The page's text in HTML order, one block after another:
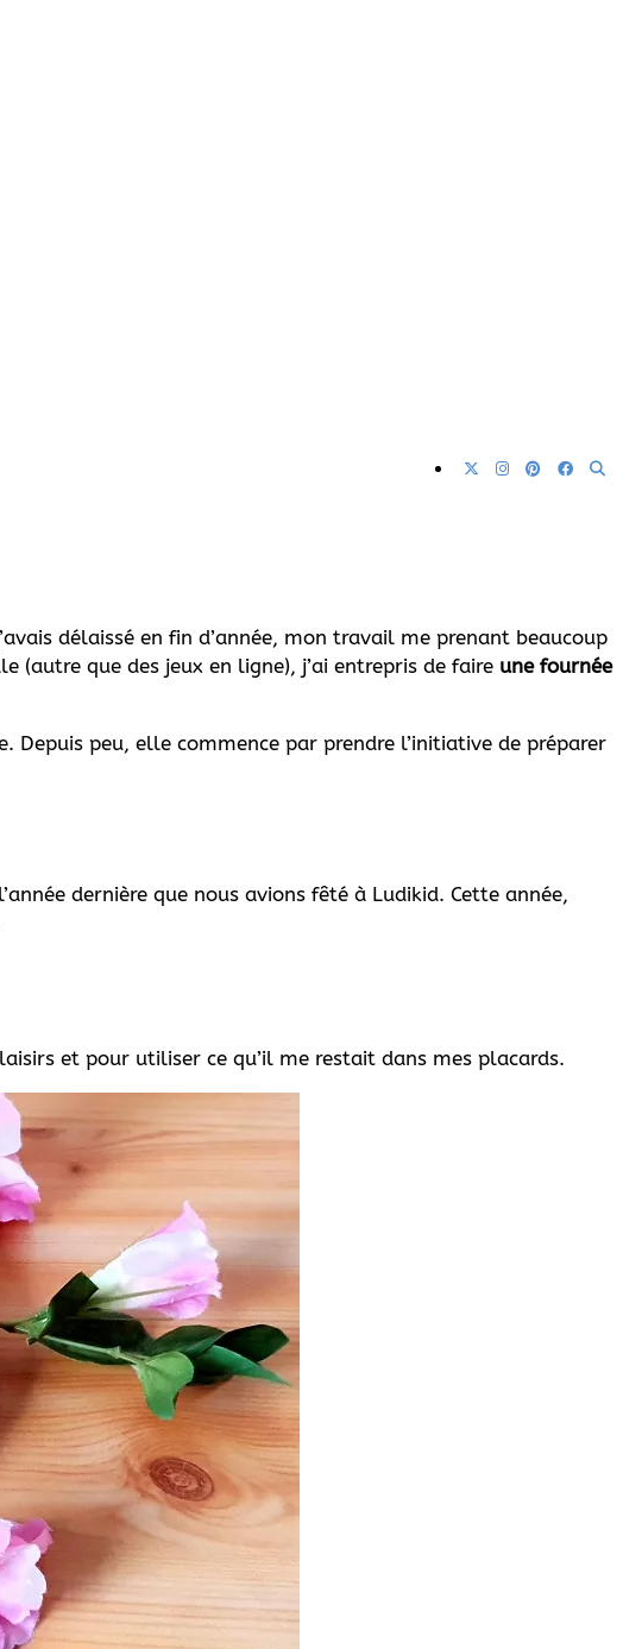
délaissé en fin d’année, mon travail me prenant beaucoup
que des jeux en ligne), j’ai entrepris de faire une fournée
Depuis peu, elle commence par prendre l’initiative de préparer
dernière que nous avions fêté à Ludikid. Cette année,
et pour utiliser ce qu’il me restait dans mes placards.